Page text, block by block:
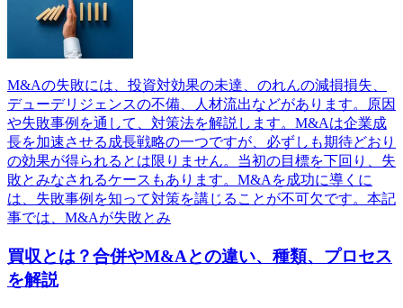
M&Aの失敗には、投資対効果の未達、のれんの減損損失、
デューデリジェンスの不備、人材流出などがあります。原因
や失敗事例を通して、対策法を解説します。M&Aは企業成
長を加速させる成長戦略の一つですが、必ずしも期待どおり
の効果が得られるとは限りません。当初の目標を下回り、失
敗とみなされるケースもあります。M&Aを成功に導くに
は、失敗事例を知って対策を講じることが不可欠です。本記
事では、M&Aが失敗とみ
買収とは？合併やM&Aとの違い、種類、プロセス
を解説